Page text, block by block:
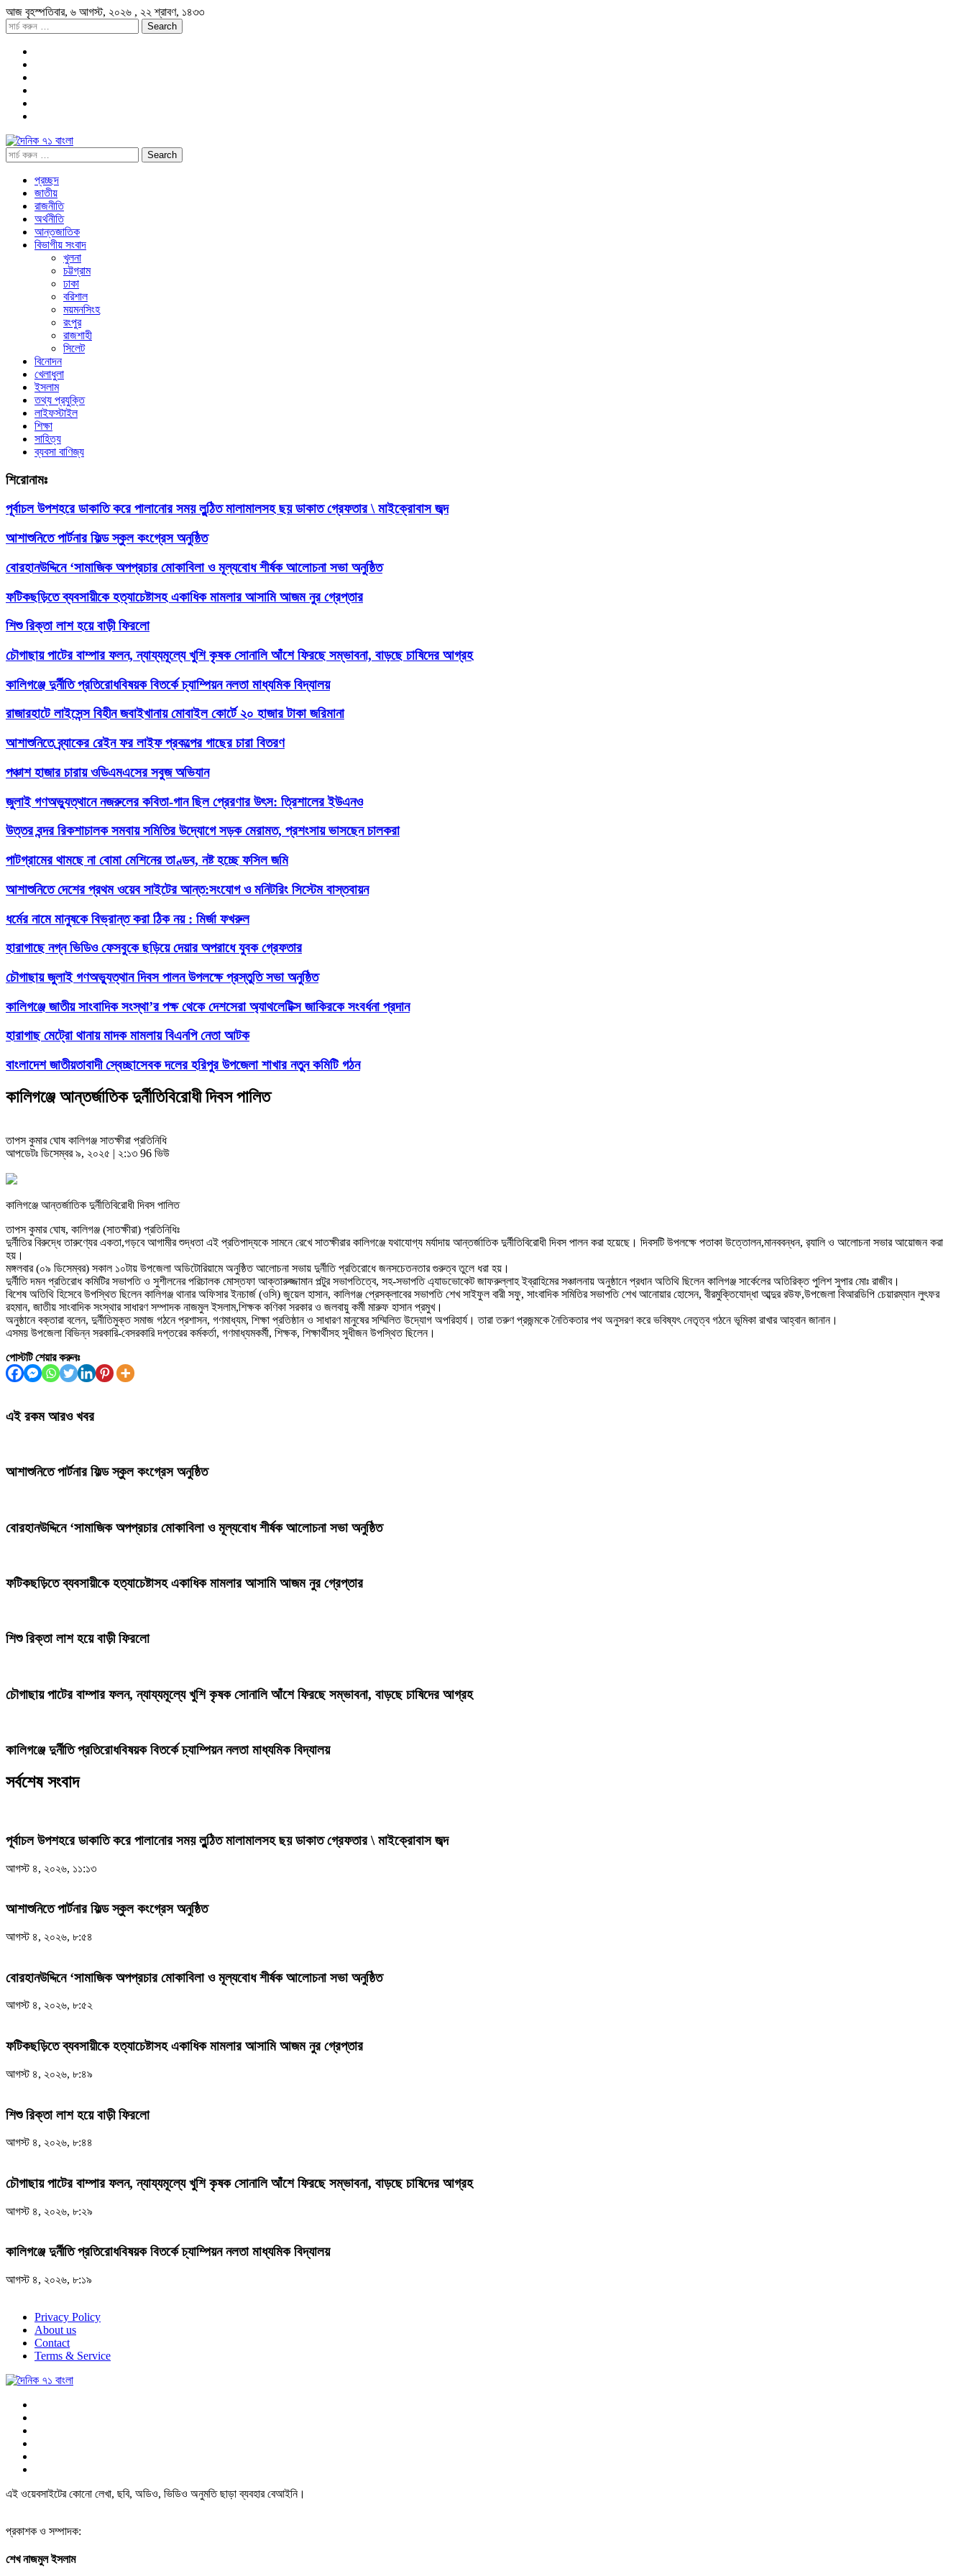
আজ বৃহস্পতিবার, ৬ আগস্ট, ২০২৬ , ২২ শ্রাবণ, ১৪৩৩
প্রচ্ছদ
জাতীয়
রাজনীতি
অর্থনীতি
আন্তজাতিক
বিভাগীয় সংবাদ
খুলনা
চট্টগ্রাম
ঢাকা
বরিশাল
ময়মনসিংহ
রংপুর
রাজশাহী
সিলেট
বিনোদন
খেলাধুলা
ইসলাম
তথ্য প্রযুক্তি
লাইফস্টাইল
শিক্ষা
সাহিত্য
ব্যবসা বাণিজ্য
শিরোনামঃ
পূর্বাচল উপশহরে ডাকাতি করে পালানোর সময় লুন্ঠিত মালামালসহ ছয় ডাকাত গ্রেফতার \ মাইক্রোবাস জব্দ
আশাশুনিতে পার্টনার ফিল্ড স্কুল কংগ্রেস অনুষ্ঠিত
‎বোরহানউদ্দিনে ‘সামাজিক অপপ্রচার মোকাবিলা ও মূল্যবোধ শীর্ষক আলোচনা সভা অনুষ্ঠিত
ফটিকছড়িতে ব্যবসায়ীকে হত্যাচেষ্টাসহ একাধিক মামলার আসামি আজম নুর গ্রেপ্তার
শিশু রিক্তা লাশ হয়ে বাড়ী ফিরলো
চৌগাছায় পাটের বাম্পার ফলন, ন্যায্যমূল্যে খুশি কৃষক সোনালি আঁশে ফিরছে সম্ভাবনা, বাড়ছে চাষিদের আগ্রহ
কালিগঞ্জে দুর্নীতি প্রতিরোধবিষয়ক বিতর্কে চ্যাম্পিয়ন নলতা মাধ্যমিক বিদ্যালয়
রাজারহাটে লাইসেন্স বিহীন জবাইখানায় মোবাইল কোর্টে ২০ হাজার টাকা জরিমানা
আশাশুনিতে ব্র্যাকের রেইন ফর লাইফ প্রকল্পের গাছের চারা বিতরণ
পঞ্চাশ হাজার চারায় ওডিএমএসের সবুজ অভিযান
জুলাই গণঅভ্যুত্থানে নজরুলের কবিতা-গান ছিল প্রেরণার উৎস: ত্রিশালের ইউএনও
উত্তর বন্দর রিকশাচালক সমবায় সমিতির উদ্যোগে সড়ক মেরামত, প্রশংসায় ভাসছেন চালকরা
পাটগ্রামের থামছে না বোমা মেশিনের তাণ্ডব, নষ্ট হচ্ছে ফসিল জমি
আশাশুনিতে দেশের প্রথম ওয়েব সাইটের আন্ত:সংযোগ ও মনিটরিং সিস্টেম বাস্তবায়ন
ধর্মের নামে মানুষকে বিভ্রান্ত করা ঠিক নয় : মির্জা ফখরুল
হারাগাছে নগ্ন ভিডিও ফেসবুকে ছড়িয়ে দেয়ার অপরাধে যুবক গ্রেফতার
চৌগাছায় জুলাই গণঅভ্যুত্থান দিবস পালন উপলক্ষে প্রস্তুতি সভা অনুষ্ঠিত
কালিগঞ্জে জাতীয় সাংবাদিক সংস্থা’র পক্ষ থেকে দেশসেরা অ্যাথলেটিক্স জাকিরকে সংবর্ধনা প্রদান
হারাগাছ মেট্রো থানায় মাদক মামলায় বিএনপি নেতা আটক
বাংলাদেশ জাতীয়তাবাদী স্বেচ্ছাসেবক দলের হরিপুর উপজেলা শাখার নতুন কমিটি গঠন
কালিগঞ্জে আন্তর্জাতিক দুর্নীতিবিরোধী দিবস পালিত
তাপস কুমার ঘোষ কালিগঞ্জ সাতক্ষীরা প্রতিনিধি
আপডেটঃ ডিসেম্বর ৯, ২০২৫ | ২:১৩ 96 ভিউ
কালিগঞ্জে আন্তর্জাতিক দুর্নীতিবিরোধী দিবস পালিত
তাপস কুমার ঘোষ, কালিগঞ্জ (সাতক্ষীরা) প্রতিনিধিঃ
দুর্নীতির বিরুদ্ধে তারুণ্যের একতা,গড়বে আগামীর শুদ্ধতা এই প্রতিপাদ্যকে সামনে রেখে সাতক্ষীরার কালিগঞ্জে যথাযোগ্য মর্যাদায় আন্তর্জাতিক দুর্নীতিবিরোধী দিবস পালন করা হয়েছে। দিবসটি উপলক্ষে পতাকা উত্তোলন,মানববন্ধন, র‍্যালি ও আলোচনা সভার আয়োজন করা
হয়।
মঙ্গলবার (০৯ ডিসেম্বর) সকাল ১০টায় উপজেলা অডিটোরিয়ামে অনুষ্ঠিত আলোচনা সভায় দুর্নীতি প্রতিরোধে জনসচেতনতার গুরুত্ব তুলে ধরা হয়।
দুর্নীতি দমন প্রতিরোধ কমিটির সভাপতি ও সুশীলনের পরিচালক মোস্তফা আক্তারুজ্জামান পল্টুর সভাপতিত্বে, সহ-সভাপতি এ্যাডভোকেট জাফরুল্লাহ ইব্রাহিমের সঞ্চালনায় অনুষ্ঠানে প্রধান অতিথি ছিলেন কালিগঞ্জ সার্কেলের অতিরিক্ত পুলিশ সুপার মোঃ রাজীব।
বিশেষ অতিথি হিসেবে উপস্থিত ছিলেন কালিগঞ্জ থানার অফিসার ইনচার্জ (ওসি) জুয়েল হাসান, কালিগঞ্জ প্রেসক্লাবের সভাপতি শেখ সাইফুল বারী সফু, সাংবাদিক সমিতির সভাপতি শেখ আনোয়ার হোসেন, বীরমুক্তিযোদ্ধা আব্দুর রউফ,উপজেলা বিআরডিপি চেয়ারম্যান লুৎফর
রহমান, জাতীয় সাংবাদিক সংস্থার সাধারণ সম্পাদক নাজমুল ইসলাম,শিক্ষক কণিকা সরকার ও জলবায়ু কর্মী মারুফ হাসান প্রমুখ।
অনুষ্ঠানে বক্তারা বলেন, দুর্নীতিমুক্ত সমাজ গঠনে প্রশাসন, গণমাধ্যম, শিক্ষা প্রতিষ্ঠান ও সাধারণ মানুষের সম্মিলিত উদ্যোগ অপরিহার্য। তারা তরুণ প্রজন্মকে নৈতিকতার পথ অনুসরণ করে ভবিষ্যৎ নেতৃত্ব গঠনে ভূমিকা রাখার আহ্বান জানান।
এসময় উপজেলা বিভিন্ন সরকারি-বেসরকারি দপ্তরের কর্মকর্তা, গণমাধ্যমকর্মী, শিক্ষক, শিক্ষার্থীসহ সুধীজন উপস্থিত ছিলেন।
পোস্টটি শেয়ার করুনঃ
এই রকম আরও খবর
আশাশুনিতে পার্টনার ফিল্ড স্কুল কংগ্রেস অনুষ্ঠিত
‎বোরহানউদ্দিনে ‘সামাজিক অপপ্রচার মোকাবিলা ও মূল্যবোধ শীর্ষক আলোচনা সভা অনুষ্ঠিত
ফটিকছড়িতে ব্যবসায়ীকে হত্যাচেষ্টাসহ একাধিক মামলার আসামি আজম নুর গ্রেপ্তার
শিশু রিক্তা লাশ হয়ে বাড়ী ফিরলো
চৌগাছায় পাটের বাম্পার ফলন, ন্যায্যমূল্যে খুশি কৃষক সোনালি আঁশে ফিরছে সম্ভাবনা, বাড়ছে চাষিদের আগ্রহ
কালিগঞ্জে দুর্নীতি প্রতিরোধবিষয়ক বিতর্কে চ্যাম্পিয়ন নলতা মাধ্যমিক বিদ্যালয়
সর্বশেষ সংবাদ
পূর্বাচল উপশহরে ডাকাতি করে পালানোর সময় লুন্ঠিত মালামালসহ ছয় ডাকাত গ্রেফতার \ মাইক্রোবাস জব্দ
আগস্ট ৪, ২০২৬, ১১:১৩
আশাশুনিতে পার্টনার ফিল্ড স্কুল কংগ্রেস অনুষ্ঠিত
আগস্ট ৪, ২০২৬, ৮:৫৪
‎বোরহানউদ্দিনে ‘সামাজিক অপপ্রচার মোকাবিলা ও মূল্যবোধ শীর্ষক আলোচনা সভা অনুষ্ঠিত
আগস্ট ৪, ২০২৬, ৮:৫২
ফটিকছড়িতে ব্যবসায়ীকে হত্যাচেষ্টাসহ একাধিক মামলার আসামি আজম নুর গ্রেপ্তার
আগস্ট ৪, ২০২৬, ৮:৪৯
শিশু রিক্তা লাশ হয়ে বাড়ী ফিরলো
আগস্ট ৪, ২০২৬, ৮:৪৪
চৌগাছায় পাটের বাম্পার ফলন, ন্যায্যমূল্যে খুশি কৃষক সোনালি আঁশে ফিরছে সম্ভাবনা, বাড়ছে চাষিদের আগ্রহ
আগস্ট ৪, ২০২৬, ৮:২৯
কালিগঞ্জে দুর্নীতি প্রতিরোধবিষয়ক বিতর্কে চ্যাম্পিয়ন নলতা মাধ্যমিক বিদ্যালয়
আগস্ট ৪, ২০২৬, ৮:১৯
Privacy Policy
About us
Contact
Terms & Service
এই ওয়েবসাইটের কোনো লেখা, ছবি, অডিও, ভিডিও অনুমতি ছাড়া ব্যবহার বেআইনি।
প্রকাশক ও সম্পাদক:
শেখ নাজমুল ইসলাম